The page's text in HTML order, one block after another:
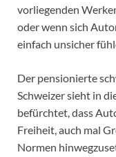
vorliegenden
oder wenn sich
einfach unsicher
Der pensionierte
Schweizer sieht in
befürchtet, dass
Freiheit, auch mal
Normen